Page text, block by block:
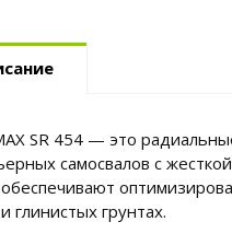
SR 454 — это
самосвалов с
обеспечивают
глинистых грунтах.